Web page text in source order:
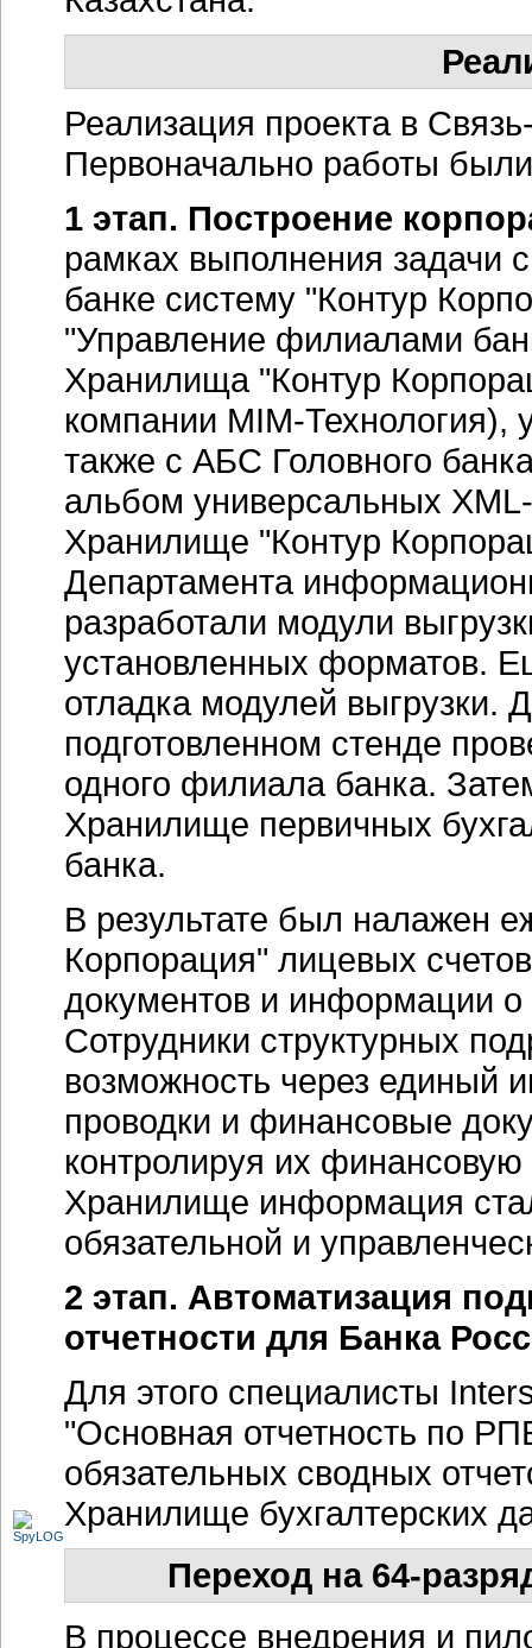
Реализация проекта в
Первоначально работы
1 этап. Построение
рамках выполнения задачи
банке систему "Контур
"Управление филиалами
Хранилища "Контур
компании MIM-Технология),
также с АБС Головного
альбом универсальных
Хранилище "Контур
Департамента
разработали модули
установленных форматов.
отладка модулей выгрузки.
подготовленном стенде
одного филиала банка.
Хранилище первичных
банка.
В результате был налажен
Корпорация" лицевых
документов и информации о
Сотрудники структурных
возможность через единый
проводки и финансовые
контролируя их
Хранилище информация
обязательной и
2 этап. Автоматизация
отчетности для Банка
Для этого специалисты
"Основная отчетность по
обязательных сводных
Хранилище бухгалтерских
Переход на 64-
В процессе внедрения и